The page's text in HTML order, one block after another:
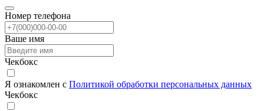
Номер телефона
Ваше имя
Чекбокс
Я ознакомлен с Политикой обработки персональных данных
Чекбокс